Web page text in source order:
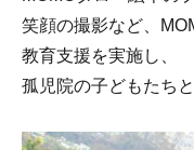
笑顔の撮影など、
教育支援を実施し、
孤児院の子どもたち